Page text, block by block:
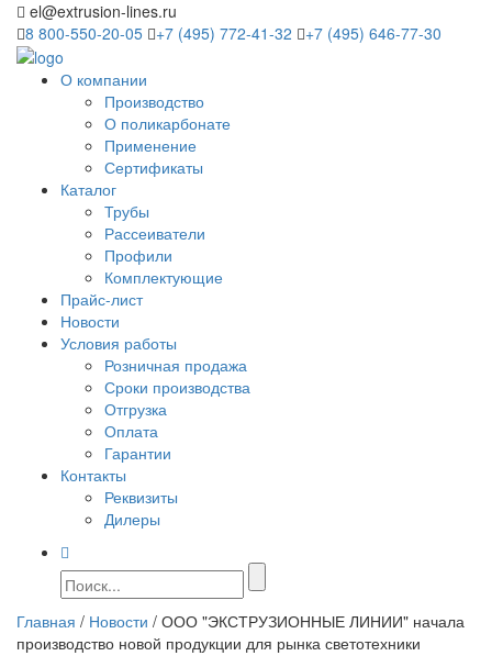
el@extrusion-lines.ru
8 800-550-20-05
+7 (495) 772-41-32 +7 (495) 646-77-30
О компании
Производство
О поликарбонате
Применение
Сертификаты
Каталог
Трубы
Рассеиватели
Профили
Комплектующие
Прайс-лист
Новости
Условия работы
Розничная продажа
Сроки производства
Отгрузка
Оплата
Гарантии
Контакты
Реквизиты
Дилеры
Главная / Новости / ООО "ЭКСТРУЗИОННЫЕ ЛИНИИ" начала
производство новой продукции для рынка светотехники